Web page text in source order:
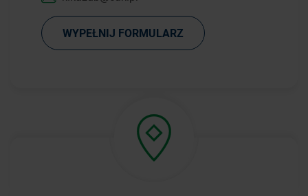
WYPEŁNIJ FORMULARZ